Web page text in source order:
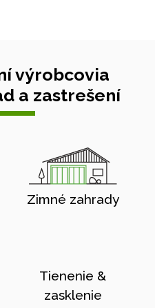
výrobcovia
a zastrešení
Zimné zahrady
Tienenie &
zasklenie